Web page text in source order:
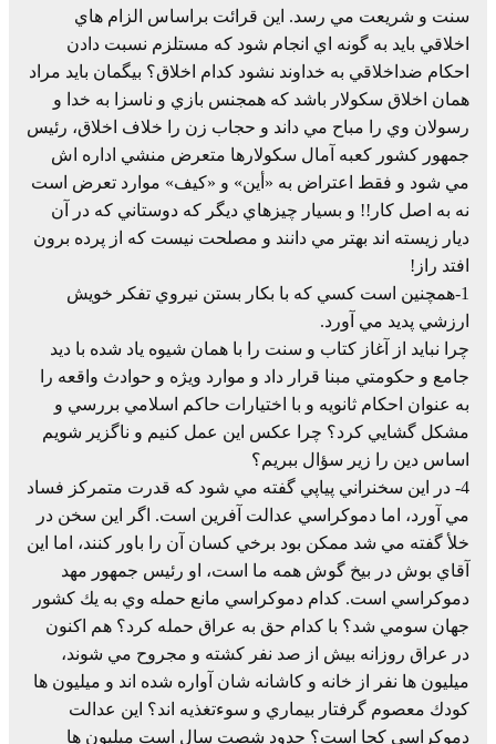
سنت و شريعت مي رسد. اين قرائت براساس الزام هاي
اخلاقي بايد به گونه اي انجام شود كه مستلزم نسبت دادن
احكام ضداخلاقي به خداوند نشود كدام اخلاق؟ بيگمان بايد مراد
همان اخلاق سكولار باشد كه همجنس بازي و ناسزا به خدا و
رسولان وي را مباح مي داند و حجاب زن را خلاف اخلاق، رئيس
جمهور كشور كعبه آمال سكولارها متعرض منشي اداره اش
مي شود و فقط اعتراض به «أين» و «كيف» موارد تعرض است
نه به اصل كار!! و بسيار چيزهاي ديگر كه دوستاني كه در آن
ديار زيسته اند بهتر مي دانند و مصلحت نيست كه از پرده برون
افتد راز!
1-همچنين است كسي كه با بكار بستن نيروي تفكر خويش
ارزشي پديد مي آورد.
چرا نبايد از آغاز كتاب و سنت را با همان شيوه ياد شده با ديد
جامع و حكومتي مبنا قرار داد و موارد ويژه و حوادث واقعه را
به عنوان احكام ثانويه و با اختيارات حاكم اسلامي بررسي و
مشكل گشايي كرد؟ چرا عكس اين عمل كنيم و ناگزير شويم
اساس دين را زير سؤال ببريم؟
4- در اين سخنراني پياپي گفته مي شود كه قدرت متمركز فساد
مي آورد، اما دموكراسي عدالت آفرين است. اگر اين سخن در
خلأ گفته مي شد ممكن بود برخي كسان آن را باور كنند، اما اين
آقاي بوش در بيخ گوش همه ما است، او رئيس جمهور مهد
دموكراسي است. كدام دموكراسي مانع حمله وي به يك كشور
جهان سومي شد؟ با كدام حق به عراق حمله كرد؟ هم اكنون
در عراق روزانه بيش از صد نفر كشته و مجروح مي شوند،
ميليون ها نفر از خانه و كاشانه شان آواره شده اند و ميليون ها
كودك معصوم گرفتار بيماري و سوءتغذيه اند؟ اين عدالت
دموكراسي كجا است؟ حدود شصت سال است ميليون ها